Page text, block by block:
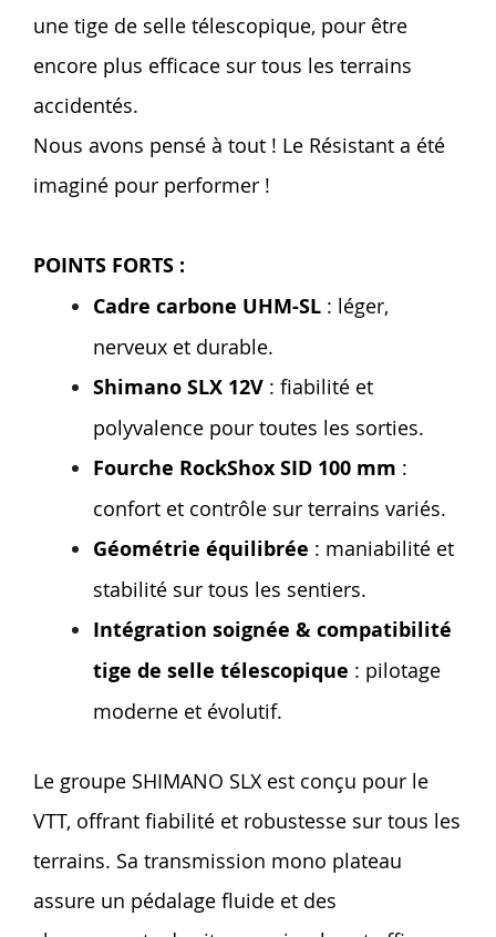
une tige de selle télescopique, pour être
encore plus efficace sur tous les terrains
accidentés.
Nous avons pensé à tout ! Le Résistant a été
imaginé pour performer !
POINTS FORTS :
Cadre carbone UHM-SL : léger,
nerveux et durable.
Shimano SLX 12V : fiabilité et
polyvalence pour toutes les sorties.
Fourche RockShox SID 100 mm :
confort et contrôle sur terrains variés.
Géométrie équilibrée : maniabilité et
stabilité sur tous les sentiers.
Intégration soignée & compatibilité
tige de selle télescopique : pilotage
moderne et évolutif.
Le groupe SHIMANO SLX est conçu pour le
VTT, offrant fiabilité et robustesse sur tous les
terrains. Sa transmission mono plateau
assure un pédalage fluide et des